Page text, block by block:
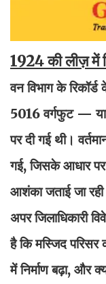
1924 की लीज़ में
वन विभाग के
5016 वर्गफुट —
पर दी गई थी।
गई, जिसके आधार
आशंका जताई जा रही
अपर जिलाधिकारी
है कि मस्जिद परिसर
में निर्माण बढ़ा, और